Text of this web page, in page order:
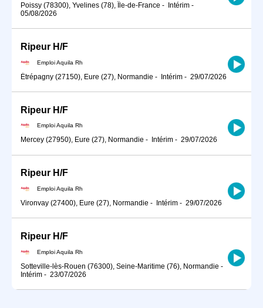
Poissy (78300), Yvelines (78), Île-de-France - Intérim -
05/08/2026
Ripeur H/F
Emploi Aquila Rh
Étrépagny (27150), Eure (27), Normandie - Intérim - 29/07/2026
Ripeur H/F
Emploi Aquila Rh
Mercey (27950), Eure (27), Normandie - Intérim - 29/07/2026
Ripeur H/F
Emploi Aquila Rh
Vironvay (27400), Eure (27), Normandie - Intérim - 29/07/2026
Ripeur H/F
Emploi Aquila Rh
Sotteville-lès-Rouen (76300), Seine-Maritime (76), Normandie -
Intérim - 23/07/2026